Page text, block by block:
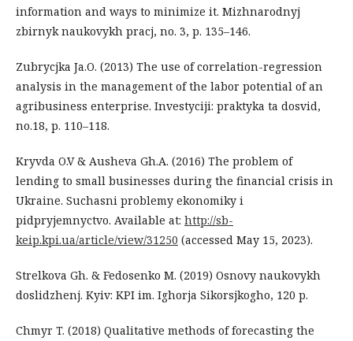
information and ways to minimize it. Mizhnarodnyj
zbirnyk naukovykh pracj, no. 3, p. 135–146.
Zubrycjka Ja.O. (2013) The use of correlation-regression
analysis in the management of the labor potential of an
agribusiness enterprise. Investyciji: praktyka ta dosvid,
no.18, p. 110–118.
Kryvda O.V & Ausheva Gh.A. (2016) The problem of
lending to small businesses during the financial crisis in
Ukraine. Suchasni problemy ekonomiky i
pidpryjemnyctvo. Available at: http://sb-
keip.kpi.ua/article/view/31250 (accessed May 15, 2023).
Strelkova Gh. & Fedosenko M. (2019) Osnovy naukovykh
doslidzhenj. Kyiv: KPI im. Ighorja Sikorsjkogho, 120 p.
Chmyr T. (2018) Qualitative methods of forecasting the